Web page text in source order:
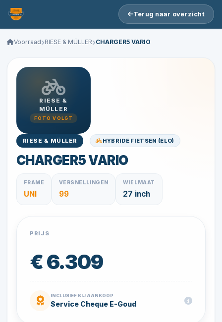
Terug naar overzicht
Voorraad RIESE & MÜLLER CHARGER5 VARIO
RIESE &
MÜLLER
FOTO VOLGT
RIESE & MÜLLER HYBRIDE FIETSEN (ELO)
CHARGER5 VARIO
FRAME
UNI
VERSNELLINGEN
99
WIELMAAT
27 inch
PRIJS
€ 6.309
INCLUSIEF BIJ AANKOOP
Service Cheque E-Goud